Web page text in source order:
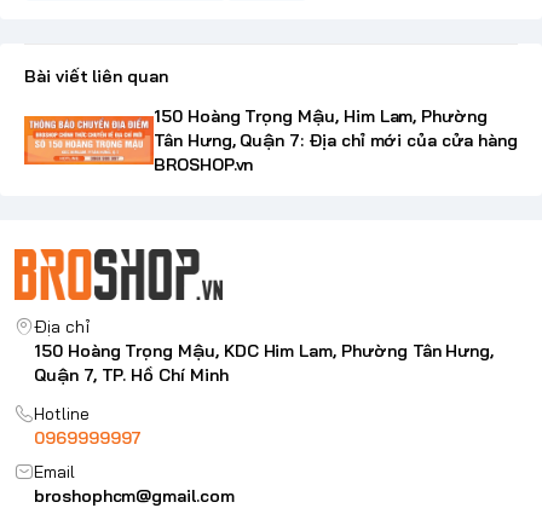
Bài viết liên quan
150 Hoàng Trọng Mậu, Him Lam, Phường
Tân Hưng, Quận 7: Địa chỉ mới của cửa hàng
BROSHOP.vn
Địa chỉ
150 Hoàng Trọng Mậu, KDC Him Lam, Phường Tân Hưng,
Quận 7, TP. Hồ Chí Minh
Hotline
0969999997
Email
broshophcm@gmail.com